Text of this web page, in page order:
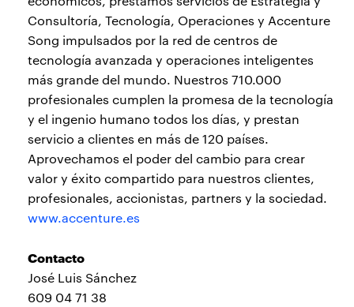
Consultoría, Tecnología, Operaciones y Accenture
Song impulsados por la red de centros de
tecnología avanzada y operaciones inteligentes
más grande del mundo. Nuestros 710.000
profesionales cumplen la promesa de la tecnología
y el ingenio humano todos los días, y prestan
servicio a clientes en más de 120 países.
Aprovechamos el poder del cambio para crear
valor y éxito compartido para nuestros clientes,
profesionales, accionistas, partners y la sociedad.
www.accenture.es
Contacto
José Luis Sánchez
609 04 71 38